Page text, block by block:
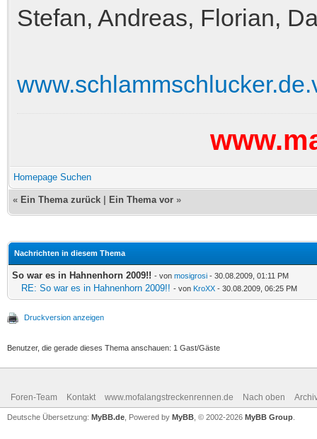
Stefan, Andreas, Florian,
Homepage Suchen
« Ein Thema zurück Ein Thema vor »
Nachrichten in diesem Thema
So war es in Hahnenhorn 2009!! - von mosigrosi - 30.08.2009, 01:11 PM
RE: So war es in Hahnenhorn 2009!! - von KroXX - 30.08.2009, 06:25 PM
Druckversion anzeigen
Benutzer, die gerade dieses Thema anschauen: 1 Gast/Gäste
Foren-Team Kontakt www.mofalangstreckenrennen.de Nach oben
Deutsche Übersetzung: MyBB.de , Powered by MyBB , © 2002-2026 MyBB Group